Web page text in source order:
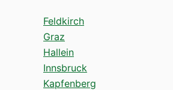
Feldkirch
Graz
Hallein
Innsbruck
Kapfenberg